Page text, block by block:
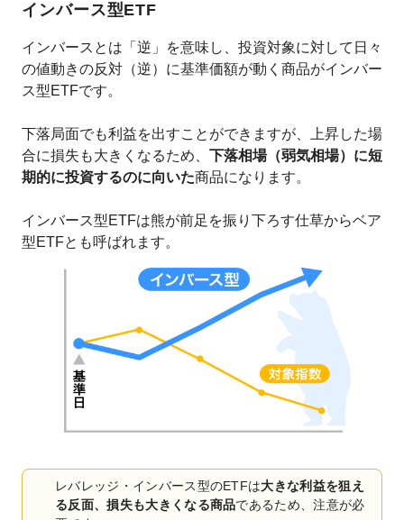
インバース型ETF
インバースとは「逆」を意味し、投資対象に対して日々
の値動きの反対（逆）に基準価額が動く商品がインバー
ス型ETFです。
下落局面でも利益を出すことができますが、上昇した場
合に損失も大きくなるため、 下落相場（弱気相場）に短
期的に投資するのに向いた商品になります。
インバース型ETFは熊が前足を振り下ろす仕草からベア
型ETFとも呼ばれます。
レバレッジ・インバース型のETFは大きな利益を狙え
る反面、損失も大きくなる商品であるため、注意が必